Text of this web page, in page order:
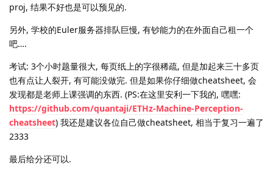
proj, 结果不好也是可以预见的.
另外, 学校的Euler服务器排队巨慢, 有钞能力的在外面自己租一个
吧….
考试: 3个小时题量很大, 每页纸上的字很稀疏, 但是加起来三十多页
也有点让人裂开, 有可能没做完. 但是如果你仔细做cheatsheet, 会
发现都是老师上课强调的东西. (PS:在这里安利一下我的, 嘿嘿:
https://github.com/quantaji/ETHz-Machine-Perception-
cheatsheet) 我还是建议各位自己做cheatsheet, 相当于复习一遍了
2333
最后给分还可以.